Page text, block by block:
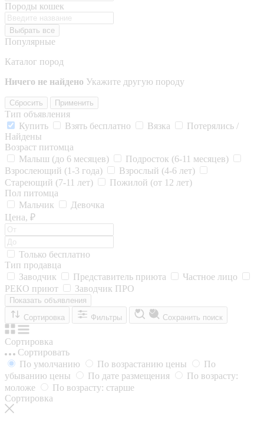
Породы кошек
Выбрать все
Популярные
Каталог пород
Ничего не найдено Укажите другую породу
Сбросить Применить
Тип объявления
Купить
Взять бесплатно Вязка
Потерялись /
Найдены
Возраст питомца
Малыш (до 6 месяцев)
Подросток (6-11 месяцев)
Взрослеющий (1-3 года)
Взрослый (4-6 лет)
Стареющий (7-11 лет)
Пожилой (от 12 лет)
Пол питомца
Мальчик
Девочка
Цена, ₽
Только бесплатно
Тип продавца
Заводчик
Представитель приюта
Частное лицо
РЕКО приют
Заводчик ПРО
Показать объявления
Сортировка
Фильтры Сохранить поиск
Сортировка
Сортировать
По умолчанию
По возрастанию цены
По
убыванию цены
По дате размещения
По возрасту:
моложе
По возрасту: старше
Сортировка